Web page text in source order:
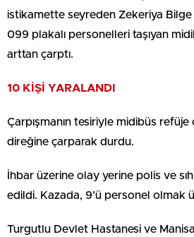
istikamette seyreden Zekeriya
099 plakalı personelleri taşıyan
arttan çarptı.
10 KİŞİ YARALANDI
Çarpışmanın tesiriyle midibüs refüje
direğine çarparak durdu.
İhbar üzerine olay yerine polis ve
edildi. Kazada, 9’ü personel olmak
Turgutlu Devlet Hastanesi ve